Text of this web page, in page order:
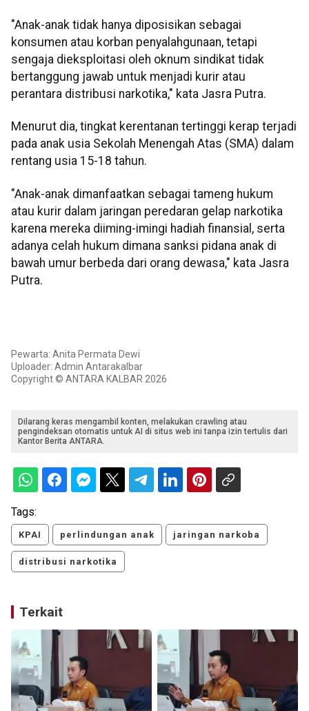
"Anak-anak tidak hanya diposisikan sebagai
konsumen atau korban penyalahgunaan, tetapi
sengaja dieksploitasi oleh oknum sindikat tidak
bertanggung jawab untuk menjadi kurir atau
perantara distribusi narkotika," kata Jasra Putra.
Menurut dia, tingkat kerentanan tertinggi kerap terjadi
pada anak usia Sekolah Menengah Atas (SMA) dalam
rentang usia 15-18 tahun.
"Anak-anak dimanfaatkan sebagai tameng hukum
atau kurir dalam jaringan peredaran gelap narkotika
karena mereka diiming-imingi hadiah finansial, serta
adanya celah hukum dimana sanksi pidana anak di
bawah umur berbeda dari orang dewasa," kata Jasra
Putra.
Pewarta: Anita Permata Dewi
Uploader: Admin Antarakalbar
Copyright © ANTARA KALBAR 2026
Dilarang keras mengambil konten, melakukan crawling atau
pengindeksan otomatis untuk AI di situs web ini tanpa izin tertulis dari
Kantor Berita ANTARA.
Tags:
KPAI perlindungan anak jaringan narkoba
distribusi narkotika
Terkait